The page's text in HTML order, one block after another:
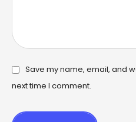
Save my name, email, and
next time I comment.